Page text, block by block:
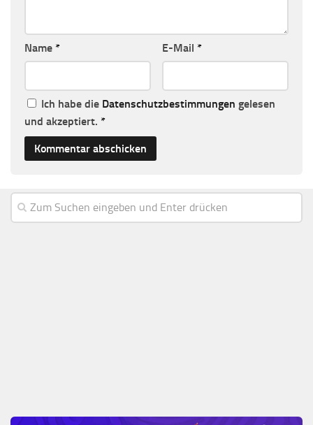
Name * E-Mail *
Ich habe die Datenschutzbestimmungen gelesen
und akzeptiert. *